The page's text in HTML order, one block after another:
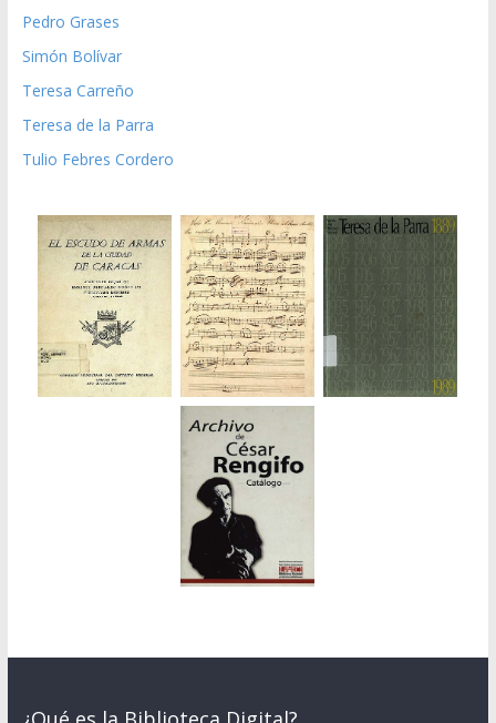
Pedro Grases
Simón Bolívar
Teresa Carreño
Teresa de la Parra
Tulio Febres Cordero